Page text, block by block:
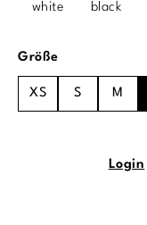
white black
Größeauswählen
XS S M
Login